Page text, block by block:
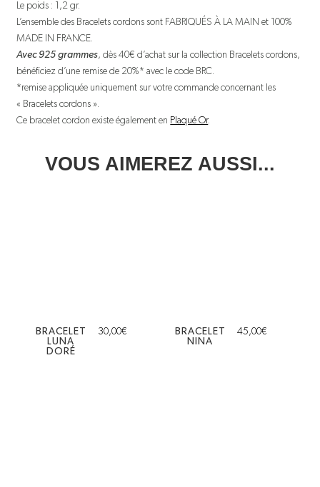
Le poids : 1,2 gr.
L’ensemble des Bracelets cordons sont FABRIQUÉS À LA MAIN et 100%
MADE IN FRANCE.
Avec 925 grammes, dès 40€ d’achat sur la collection Bracelets cordons,
bénéficiez d’une remise de 20%* avec le code BRC.
*remise appliquée uniquement sur votre commande concernant les
« Bracelets cordons ».
Ce bracelet cordon existe également en Plaqué Or.
VOUS AIMEREZ AUSSI...
BRACELET
LUNA
DORÉ
30,00€
BRACELET
NINA
45,00€